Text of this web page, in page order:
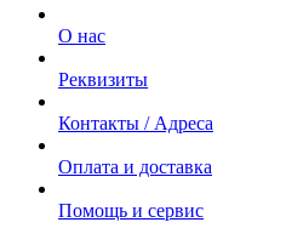
О нас
Реквизиты
Контакты / Адреса
Оплата и доставка
Помощь и сервис